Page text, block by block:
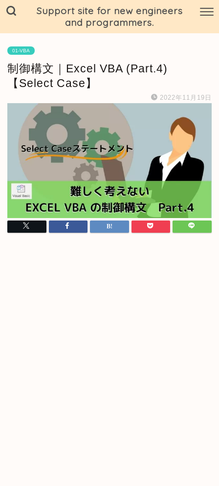
Support site for new engineers
and programmers.
01-VBA
制御構文｜Excel VBA (Part.4)
【Select Case】
2022年11月19日